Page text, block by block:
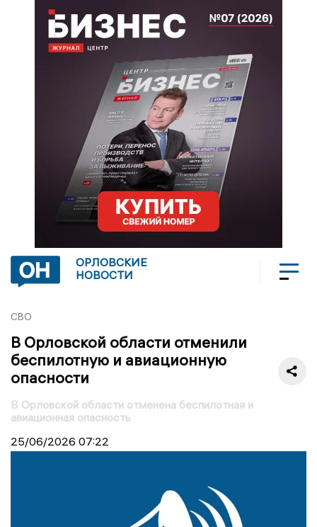
ОРЛОВСКИЕ
НОВОСТИ
СВО
В Орловской области отменили
беспилотную и авиационную
опасности
В Орловской области отменена беспилотная и
авиационная опасность
25/06/2026 07:22